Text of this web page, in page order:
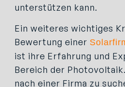
unterstützen kann.
Ein weiteres wichtiges
Bewertung einer
ist ihre Erfahrung und
Bereich der
nach einer Firma zu